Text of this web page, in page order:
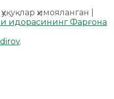
ҳимояланган |
идорасининг Фарғона
.